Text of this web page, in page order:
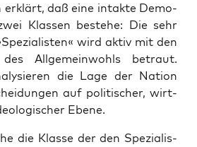
erklärt, daß eine intak­te Demo­
Klas­sen bestehe: Die sehr
wird aktiv mit den
des All­ge­mein­wohls betraut.
die Lage der Nati­on
auf poli­ti­scher, wirt­
Ebene.
die Klas­se der den Spe­zia­lis­